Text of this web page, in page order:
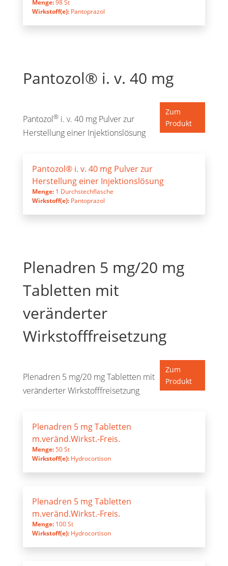
Menge:98 St
Wirkstoff(e): Pantoprazol
Pantozol® i. v. 40 mg
Pantozol® i. v. 40 mg Pulver zur
Herstellung einer Injektionslösung
Zum
Produkt
Pantozol® i. v. 40 mg Pulver zur
Herstellung einer Injektionslösung
Menge: 1 Durchstechflasche
Wirkstoff(e): Pantoprazol
Plenadren 5 mg/20 mg
Tabletten mit
veränderter
Wirkstofffreisetzung
Plenadren 5 mg/20 mg Tabletten mit
veränderter Wirkstofffreisetzung
Zum
Produkt
Plenadren 5 mg Tabletten
m.veränd.Wirkst.-Freis.
Menge:50 St
Wirkstoff(e): Hydrocortison
Plenadren 5 mg Tabletten
m.veränd.Wirkst.-Freis.
Menge: 100 St
Wirkstoff(e): Hydrocortison